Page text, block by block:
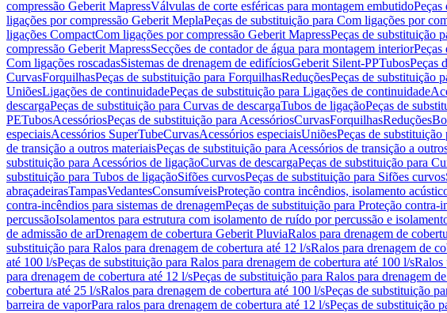
compressão Geberit MapressVálvulas de corte esféricas para montagem embutido
ligações por compressão Geberit MeplaPeças de substituição para Com ligações por
ligações CompactCom ligações por compressão Geberit MapressPeças de substituição
compressão Geberit MapressSecções de contador de água para montagem interiorPeças
Com ligações roscadasSistemas de drenagem de edifíciosGeberit Silent-PPTubosPeças
CurvasForquilhasPeças de substituição para ForquilhasReduçõesPeças de substituição
UniõesLigações de continuidadePeças de substituição para Ligações de continuidade
descargaPeças de substituição para Curvas de descargaTubos de ligaçãoPeças de
PETubosAcessóriosPeças de substituição para AcessóriosCurvasForquilhasReduções
especiaisAcessórios SuperTubeCurvasAcessórios especiaisUniõesPeças de substituição
de transição a outros materiaisPeças de substituição para Acessórios de transição a
substituição para Acessórios de ligaçãoCurvas de descargaPeças de substituição para
substituição para Tubos de ligaçãoSifões curvosPeças de substituição para Sifões curvos
abraçadeirasTampasVedantesConsumíveisProteção contra incêndios, isolamento
contra-incêndios para sistemas de drenagemPeças de substituição para Proteção contra-
percussãoIsolamentos para estrutura com isolamento de ruído por percussão e
de admissão de arDrenagem de cobertura Geberit PluviaRalos para drenagem de
substituição para Ralos para drenagem de cobertura até 12 l/sRalos para drenagem de
até 100 l/sPeças de substituição para Ralos para drenagem de cobertura até 100 l/sRalos
para drenagem de cobertura até 12 l/sPeças de substituição para Ralos para drenagem
cobertura até 25 l/sRalos para drenagem de cobertura até 100 l/sPeças de substituição
barreira de vaporPara ralos para drenagem de cobertura até 12 l/sPeças de substituição